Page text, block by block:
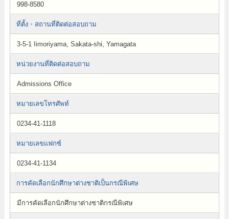
998-8580
ที่ตั้ง・สถานที่ติดต่อสอบถาม
3-5-1 Iimoriyama, Sakata-shi, Yamagata
หน่วยงานที่ติดต่อสอบถาม
Admissions Office
หมายเลขโทรศัพท์
0234-41-1118
หมายเลขแฟกซ์
0234-41-1134
การคัดเลือกนักศึกษาต่างชาติเป็นกรณีพิเศษ
มีการคัดเลือกนักศึกษาต่างชาติกรณีพิเศษ